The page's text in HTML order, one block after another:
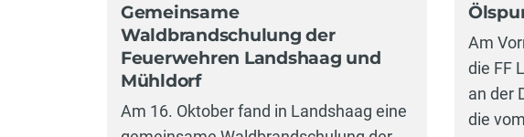
Gemeinsame
Waldbrandschulung der
Feuerwehren Landshaag und
Mühldorf
Am 16. Oktober fand in Landshaag eine
Am
die FF
an der
die